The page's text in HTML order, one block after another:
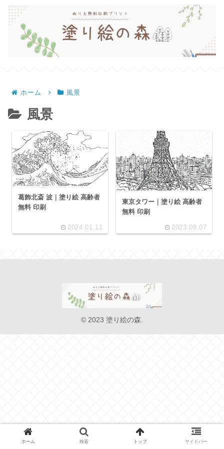
ホーム 風景
風景
葛飾北斎 波｜塗り絵 高齢者
無料 印刷
2024.01.11
東京タワー｜塗り絵 高齢者
無料 印刷
2023.09.07
© 2023 塗り絵の森.
ホーム 検索 トップ サイドバー